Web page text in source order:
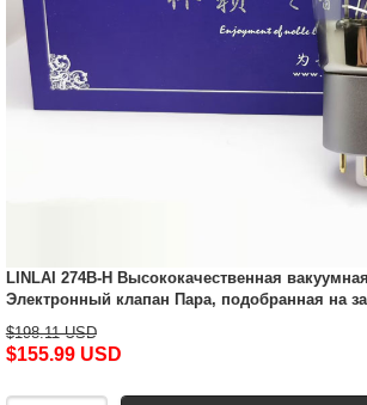
LINLAI 274B-H Высококачественная
Электронный клапан Пара, подобранная на
$198.11 USD
$155.99 USD